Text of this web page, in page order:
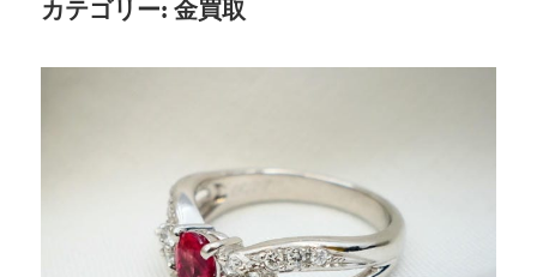
の
売
カテゴリー: 金買取